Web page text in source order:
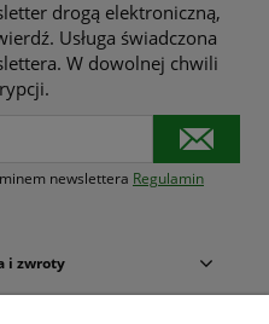
drogą elektroniczną,
Usługa świadczona
W dowolnej chwili
newslettera Regulamin
i zwroty